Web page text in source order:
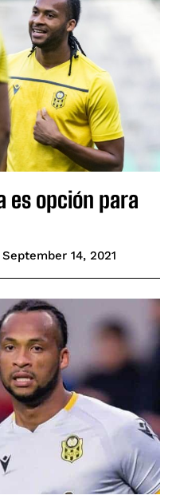
es opción para
September 14, 2021